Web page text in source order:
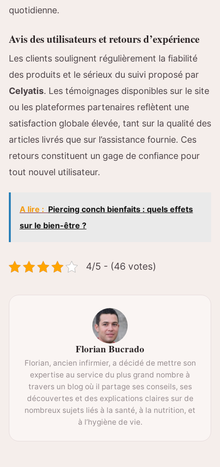
quotidienne.
Avis des utilisateurs et retours d’expérience
Les clients soulignent régulièrement la fiabilité
des produits et le sérieux du suivi proposé par
Celyatis. Les témoignages disponibles sur le site
ou les plateformes partenaires reflètent une
satisfaction globale élevée, tant sur la qualité des
articles livrés que sur l’assistance fournie. Ces
retours constituent un gage de confiance pour
tout nouvel utilisateur.
A lire : Piercing conch bienfaits : quels effets
sur le bien-être ?
4/5 - (46 votes)
Florian Bucrado
Florian, ancien infirmier, a décidé de mettre son
expertise au service du plus grand nombre à
travers un blog où il partage ses conseils, ses
découvertes et des explications claires sur de
nombreux sujets liés à la santé, à la nutrition, et
à l’hygiène de vie.